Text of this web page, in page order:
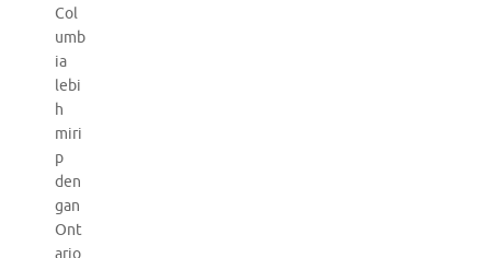
Col
umb
ia
lebi
h
miri
p
den
gan
Ont
ario